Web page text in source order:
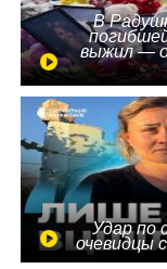
В
выжил —
Удар по
очевидцы